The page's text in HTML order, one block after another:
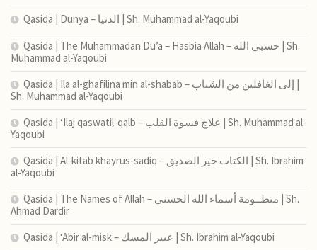
Qasida | Dunya – الدنيا | Sh. Muhammad al-Yaqoubi
Qasida | The Muhammadan Du’a – Hasbia Allah – حسبي الله | Sh.
Muhammad al-Yaqoubi
Qasida | Ila al-ghafilina min al-shabab – إلى الغافلين من الشباب |
Sh. Muhammad al-Yaqoubi
Qasida | ‘Ilaj qaswatil-qalb – علاج قسوة القلب | Sh. Muhammad al-
Yaqoubi
Qasida | Al-kitab khayrus-sadiq – الكتاب خير الصديق | Sh. Ibrahim
al-Yaqoubi
Qasida | The Names of Allah – منظــومة أسماء الله الحسني | Sh.
Ahmad Dardir
Qasida | ‘Abir al-misk – عبير المسك | Sh. Ibrahim al-Yaqoubi